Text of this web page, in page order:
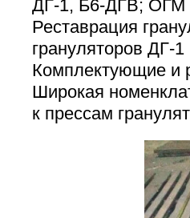
ДГ-1, Б6-ДГВ; ОГМ
Реставрация
грануляторов ДГ-1
Комплектующие и
Широкая
к прессам